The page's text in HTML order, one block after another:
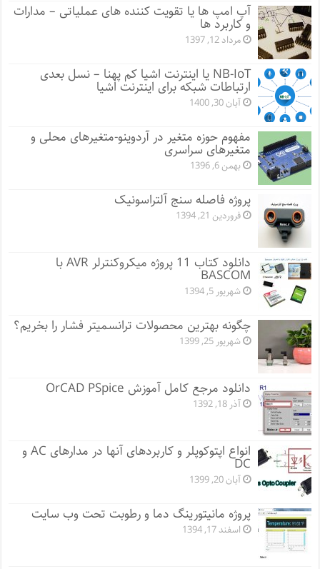
آپ امپ ها یا تقویت کننده های عملیاتی – مدارات
و کاربرد ها
مرداد 12, 1397
NB-IoT یا اینترنت اشیا کم پهنا – نسل بعدی
ارتباطات شبکه برای اینترنت اشیا
آبان 30, 1400
مفهوم حوزه متغیر در آردوینو-متغیرهای محلی و
متغیرهای سراسری
بهمن 6, 1396
پروژه فاصله سنج آلتراسونیک
فروردین 21, 1394
دانلود کتاب 11 پروژه میکروکنترلر AVR با
BASCOM
شهریور 5, 1394
چگونه بهترین محصولات ترانسمیتر فشار را بخریم؟
شهریور 25, 1399
دانلود مرجع کامل آموزش OrCAD PSpice
آذر 18, 1392
انواع اپتوکوپلر و کاربردهای آنها در مدارهای AC و
DC
آبان 20, 1399
پروژه مانيتورينگ دما و رطوبت تحت وب سایت
اسفند 17, 1394